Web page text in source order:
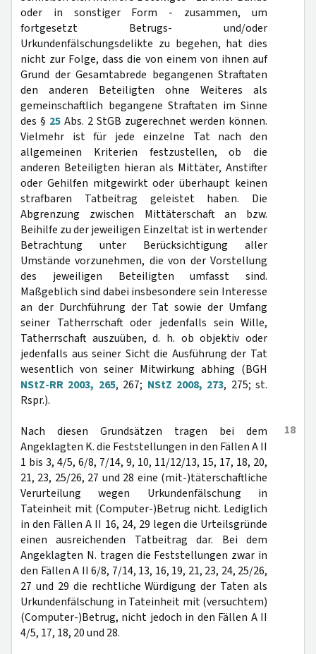
oder in sonstiger Form - zusammen, um
fortgesetzt Betrugs- und/oder
Urkundenfälschungsdelikte zu begehen, hat dies
nicht zur Folge, dass die von einem von ihnen auf
Grund der Gesamtabrede begangenen Straftaten
den anderen Beteiligten ohne Weiteres als
gemeinschaftlich begangene Straftaten im Sinne
des § 25 Abs. 2 StGB zugerechnet werden können.
Vielmehr ist für jede einzelne Tat nach den
allgemeinen Kriterien festzustellen, ob die
anderen Beteiligten hieran als Mittäter, Anstifter
oder Gehilfen mitgewirkt oder überhaupt keinen
strafbaren Tatbeitrag geleistet haben. Die
Abgrenzung zwischen Mittäterschaft an bzw.
Beihilfe zu der jeweiligen Einzeltat ist in wertender
Betrachtung unter Berücksichtigung aller
Umstände vorzunehmen, die von der Vorstellung
des jeweiligen Beteiligten umfasst sind.
Maßgeblich sind dabei insbesondere sein Interesse
an der Durchführung der Tat sowie der Umfang
seiner Tatherrschaft oder jedenfalls sein Wille,
Tatherrschaft auszuüben, d. h. ob objektiv oder
jedenfalls aus seiner Sicht die Ausführung der Tat
wesentlich von seiner Mitwirkung abhing (BGH
NStZ-RR 2003, 265, 267; NStZ 2008, 273, 275; st.
Rspr.).
18
Nach diesen Grundsätzen tragen bei dem
Angeklagten K. die Feststellungen in den Fällen A II
1 bis 3, 4/5, 6/8, 7/14, 9, 10, 11/12/13, 15, 17, 18, 20,
21, 23, 25/26, 27 und 28 eine (mit-)täterschaftliche
Verurteilung wegen Urkundenfälschung in
Tateinheit mit (Computer-)Betrug nicht. Lediglich
in den Fällen A II 16, 24, 29 legen die Urteilsgründe
einen ausreichenden Tatbeitrag dar. Bei dem
Angeklagten N. tragen die Feststellungen zwar in
den Fällen A II 6/8, 7/14, 13, 16, 19, 21, 23, 24, 25/26,
27 und 29 die rechtliche Würdigung der Taten als
Urkundenfälschung in Tateinheit mit (versuchtem)
(Computer-)Betrug, nicht jedoch in den Fällen A II
4/5, 17, 18, 20 und 28.